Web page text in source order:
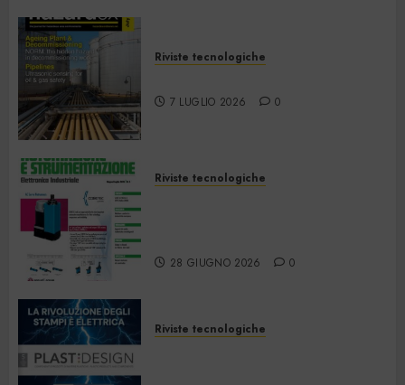
Riviste tecnologiche
7 LUGLIO 2026 0
Riviste tecnologiche
28 GIUGNO 2026 0
Riviste tecnologiche